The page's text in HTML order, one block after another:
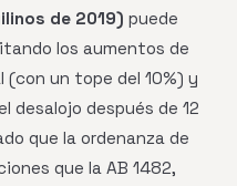
de 2019) puede
los aumentos de
(con un tope del 10%) y
desalojo después de 12
que la ordenanza de
que la AB 1482,